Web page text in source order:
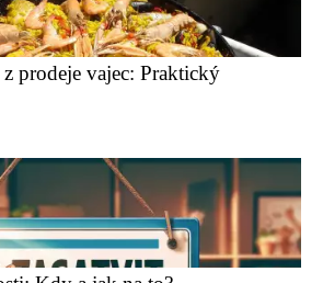
prodeje vajec: Praktický